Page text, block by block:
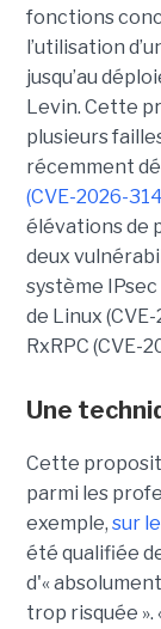
fonctions
l’utilisation
jusqu’au
Levin. Cette
plusieurs
récemment
(CVE-2026-
élévations de
deux
système IPsec
de Linux
RxRPC (CVE-
Une
Cette
parmi les
exemple, sur
été qualifiée
d'«
trop risquée